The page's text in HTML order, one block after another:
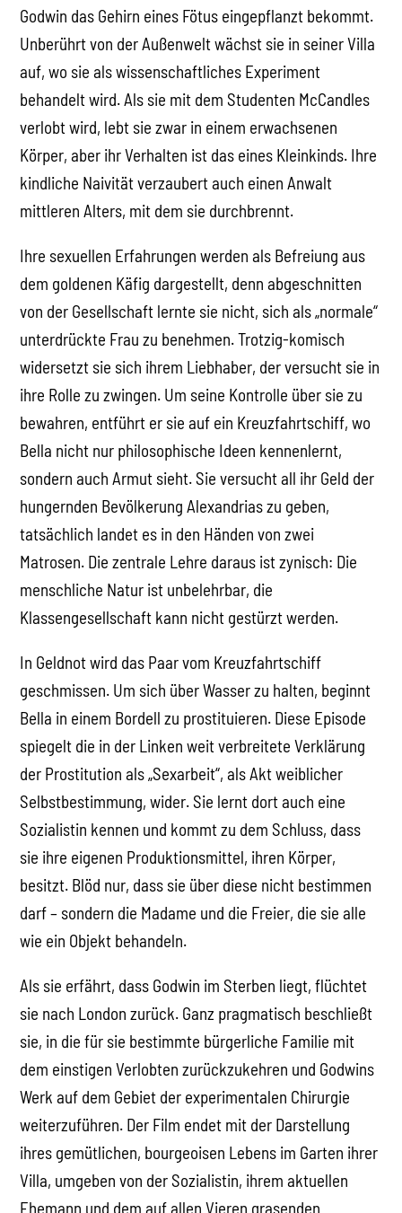
Godwin das Gehirn eines Fötus eingepflanzt bekommt.
Unberührt von der Außenwelt wächst sie in seiner Villa
auf, wo sie als wissenschaftliches Experiment
behandelt wird. Als sie mit dem Studenten McCandles
verlobt wird, lebt sie zwar in einem erwachsenen
Körper, aber ihr Verhalten ist das eines Kleinkinds. Ihre
kindliche Naivität verzaubert auch einen Anwalt
mittleren Alters, mit dem sie durchbrennt.
Ihre sexuellen Erfahrungen werden als Befreiung aus
dem goldenen Käfig dargestellt, denn abgeschnitten
von der Gesellschaft lernte sie nicht, sich als „normale“
unterdrückte Frau zu benehmen. Trotzig-komisch
widersetzt sie sich ihrem Liebhaber, der versucht sie in
ihre Rolle zu zwingen. Um seine Kontrolle über sie zu
bewahren, entführt er sie auf ein Kreuzfahrtschiff, wo
Bella nicht nur philosophische Ideen kennenlernt,
sondern auch Armut sieht. Sie versucht all ihr Geld der
hungernden Bevölkerung Alexandrias zu geben,
tatsächlich landet es in den Händen von zwei
Matrosen. Die zentrale Lehre daraus ist zynisch: Die
menschliche Natur ist unbelehrbar, die
Klassengesellschaft kann nicht gestürzt werden.
In Geldnot wird das Paar vom Kreuzfahrtschiff
geschmissen. Um sich über Wasser zu halten, beginnt
Bella in einem Bordell zu prostituieren. Diese Episode
spiegelt die in der Linken weit verbreitete Verklärung
der Prostitution als „Sexarbeit“, als Akt weiblicher
Selbstbestimmung, wider. Sie lernt dort auch eine
Sozialistin kennen und kommt zu dem Schluss, dass
sie ihre eigenen Produktionsmittel, ihren Körper,
besitzt. Blöd nur, dass sie über diese nicht bestimmen
darf – sondern die Madame und die Freier, die sie alle
wie ein Objekt behandeln.
Als sie erfährt, dass Godwin im Sterben liegt, flüchtet
sie nach London zurück. Ganz pragmatisch beschließt
sie, in die für sie bestimmte bürgerliche Familie mit
dem einstigen Verlobten zurückzukehren und Godwins
Werk auf dem Gebiet der experimentalen Chirurgie
weiterzuführen. Der Film endet mit der Darstellung
ihres gemütlichen, bourgeoisen Lebens im Garten ihrer
Villa, umgeben von der Sozialistin, ihrem aktuellen
Ehemann und dem auf allen Vieren grasenden